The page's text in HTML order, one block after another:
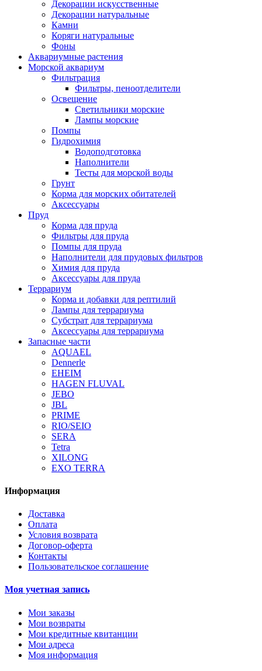
Декорации искусственные
Декорации натуральные
Камни
Коряги натуральные
Фоны
Аквариумные растения
Морской аквариум
Фильтрация
Фильтры, пеноотделители
Освещение
Светильники морские
Лампы морские
Помпы
Гидрохимия
Водоподготовка
Наполнители
Тесты для морской воды
Грунт
Корма для морских обитателей
Аксессуары
Пруд
Корма для пруда
Фильтры для пруда
Помпы для пруда
Наполнители для прудовых фильтров
Химия для пруда
Аксессуары для пруда
Террариум
Корма и добавки для рептилий
Лампы для террариума
Субстрат для террариума
Аксессуары для террариума
Запасные части
AQUAEL
Dennerle
EHEIM
HAGEN FLUVAL
JEBO
JBL
PRIME
RIO/SEIO
SERA
Tetra
XILONG
EXO TERRA
Информация
Доставка
Оплата
Условия возврата
Договор-оферта
Контакты
Пользовательское соглашение
Моя учетная запись
Мои заказы
Мои возвраты
Мои кредитные квитанции
Мои адреса
Моя информация